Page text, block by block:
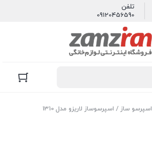
تلفن
09120456590
اسپرسو ساز / اسپرسوساز لاریزو مدل 1310